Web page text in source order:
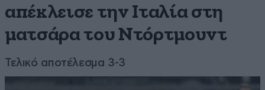
απέκλεισε την Ιταλία στη
ματσάρα του Ντόρτμουντ
Τελικό αποτέλεσμα 3-3